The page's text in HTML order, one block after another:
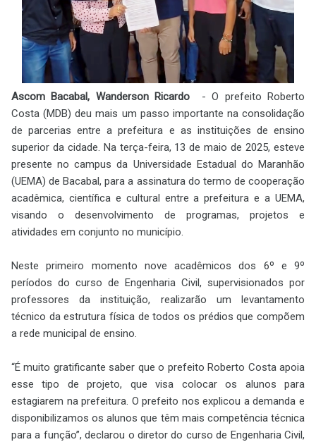
Ascom Bacabal, Wanderson Ricardo - O prefeito Roberto
Costa (MDB) deu mais um passo importante na consolidação
de parcerias entre a prefeitura e as instituições de ensino
superior da cidade. Na terça-feira, 13 de maio de 2025, esteve
presente no campus da Universidade Estadual do Maranhão
(UEMA) de Bacabal, para a assinatura do termo de cooperação
acadêmica, científica e cultural entre a prefeitura e a UEMA,
visando o desenvolvimento de programas, projetos e
atividades em conjunto no município.
Neste primeiro momento nove acadêmicos dos 6º e 9º
períodos do curso de Engenharia Civil, supervisionados por
professores da instituição, realizarão um levantamento
técnico da estrutura física de todos os prédios que compõem
a rede municipal de ensino.
“É muito gratificante saber que o prefeito Roberto Costa apoia
esse tipo de projeto, que visa colocar os alunos para
estagiarem na prefeitura. O prefeito nos explicou a demanda e
disponibilizamos os alunos que têm mais competência técnica
para a função”, declarou o diretor do curso de Engenharia Civil,